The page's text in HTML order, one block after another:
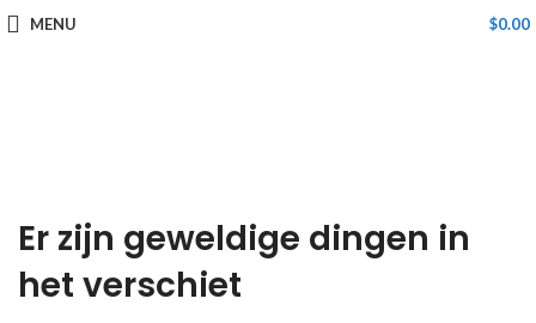
MENU $0.00
Er zijn geweldige dingen in
het verschiet